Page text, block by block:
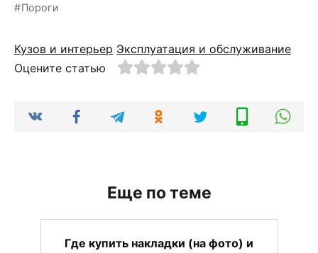
Пороги
Кузов и интерьер Эксплуатация и обслуживание
Оцените статью
Еще по теме
Где купить накладки (на фото) и